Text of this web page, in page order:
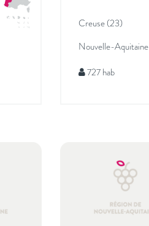
Creuse (23)
Nouvelle-Aquitaine
727 hab